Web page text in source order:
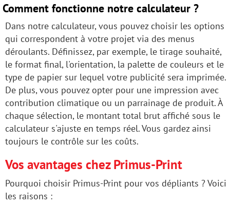
Comment fonctionne notre calculateur ?
Dans notre calculateur, vous pouvez choisir les options
qui correspondent à votre projet via des menus
déroulants. Définissez, par exemple, le tirage souhaité,
le format final, l'orientation, la palette de couleurs et le
type de papier sur lequel votre publicité sera imprimée.
De plus, vous pouvez opter pour une impression avec
contribution climatique ou un parrainage de produit. À
chaque sélection, le montant total brut affiché sous le
calculateur s'ajuste en temps réel. Vous gardez ainsi
toujours le contrôle sur les coûts.
Vos avantages chez Primus-Print
Pourquoi choisir Primus-Print pour vos dépliants ? Voici
les raisons :